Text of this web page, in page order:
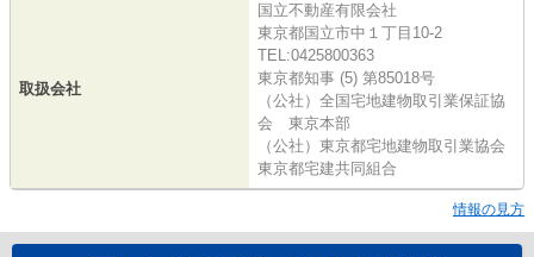
取扱会社
国立不動産有限会社
東京都国立市中１丁目10-2
TEL:0425800363
東京都知事 (5) 第85018号
（公社）全国宅地建物取引業保証協
会 東京本部
（公社）東京都宅地建物取引業協会
東京都宅建共同組合
情報の見方